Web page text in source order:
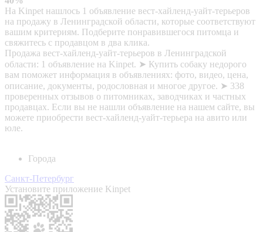
На Kinpet нашлось 1 объявление вест-хайленд-уайт-терьеров
на продажу в Ленинградской области, которые соответствуют
вашим критериям. Подберите понравившегося питомца и
свяжитесь с продавцом в два клика.
Продажа вест-хайленд-уайт-терьеров в Ленинградской
области: 1 объявление на Kinpet. ➤ Купить собаку недорого
вам поможет информация в объявлениях: фото, видео, цена,
описание, документы, родословная и многое другое. ➤ 338
проверенных отзывов о питомниках, заводчиках и частных
продавцах. Если вы не нашли объявление на нашем сайте, вы
можете приобрести вест-хайленд-уайт-терьера на авито или
юле.
Города
Санкт-Петербург
Установите приложение Kinpet